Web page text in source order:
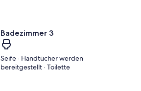
Badezimmer 3
Seife · Handtücher werden
bereitgestellt · Toilette